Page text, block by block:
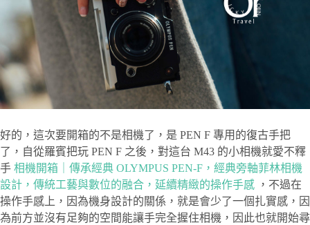
好的，這次要開箱的不是相機了，是 PEN F 專用的復古手把
了，自從羅賓把玩 PEN F 之後，對這台 M43 的小相機就愛不釋
手 相機開箱｜傳承經典 OLYMPUS PEN-F，經典旁軸菲林相機
設計，傳統工藝與數位的融合，延續精緻的操作手感 ，不過在
操作手感上，因為機身設計的關係，就是會少了一個扎實感，因
為前方並沒有足夠的空間能讓手完全握住相機，因此也就開始尋